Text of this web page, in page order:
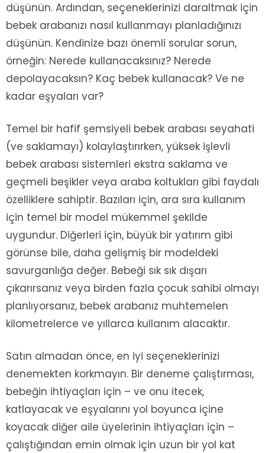
düşünün. Ardından, seçeneklerinizi daraltmak için
bebek arabanızı nasıl kullanmayı planladığınızı
düşünün. Kendinize bazı önemli sorular sorun,
örneğin: Nerede kullanacaksınız? Nerede
depolayacaksın? Kaç bebek kullanacak? Ve ne
kadar eşyaları var?
Temel bir hafif şemsiyeli bebek arabası seyahati
(ve saklamayı) kolaylaştırırken, yüksek işlevli
bebek arabası sistemleri ekstra saklama ve
geçmeli beşikler veya araba koltukları gibi faydalı
özelliklere sahiptir. Bazıları için, ara sıra kullanım
için temel bir model mükemmel şekilde
uygundur. Diğerleri için, büyük bir yatırım gibi
görünse bile, daha gelişmiş bir modeldeki
savurganlığa değer. Bebeği sık sık dışarı
çıkarırsanız veya birden fazla çocuk sahibi olmayı
planlıyorsanız, bebek arabanız muhtemelen
kilometrelerce ve yıllarca kullanım alacaktır.
Satın almadan önce, en iyi seçeneklerinizi
denemekten korkmayın. Bir deneme çalıştırması,
bebeğin ihtiyaçları için – ve onu itecek,
katlayacak ve eşyalarını yol boyunca içine
koyacak diğer aile üyelerinin ihtiyaçları için –
çalıştığından emin olmak için uzun bir yol kat